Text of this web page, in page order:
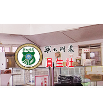
到
主
要
內
容
區